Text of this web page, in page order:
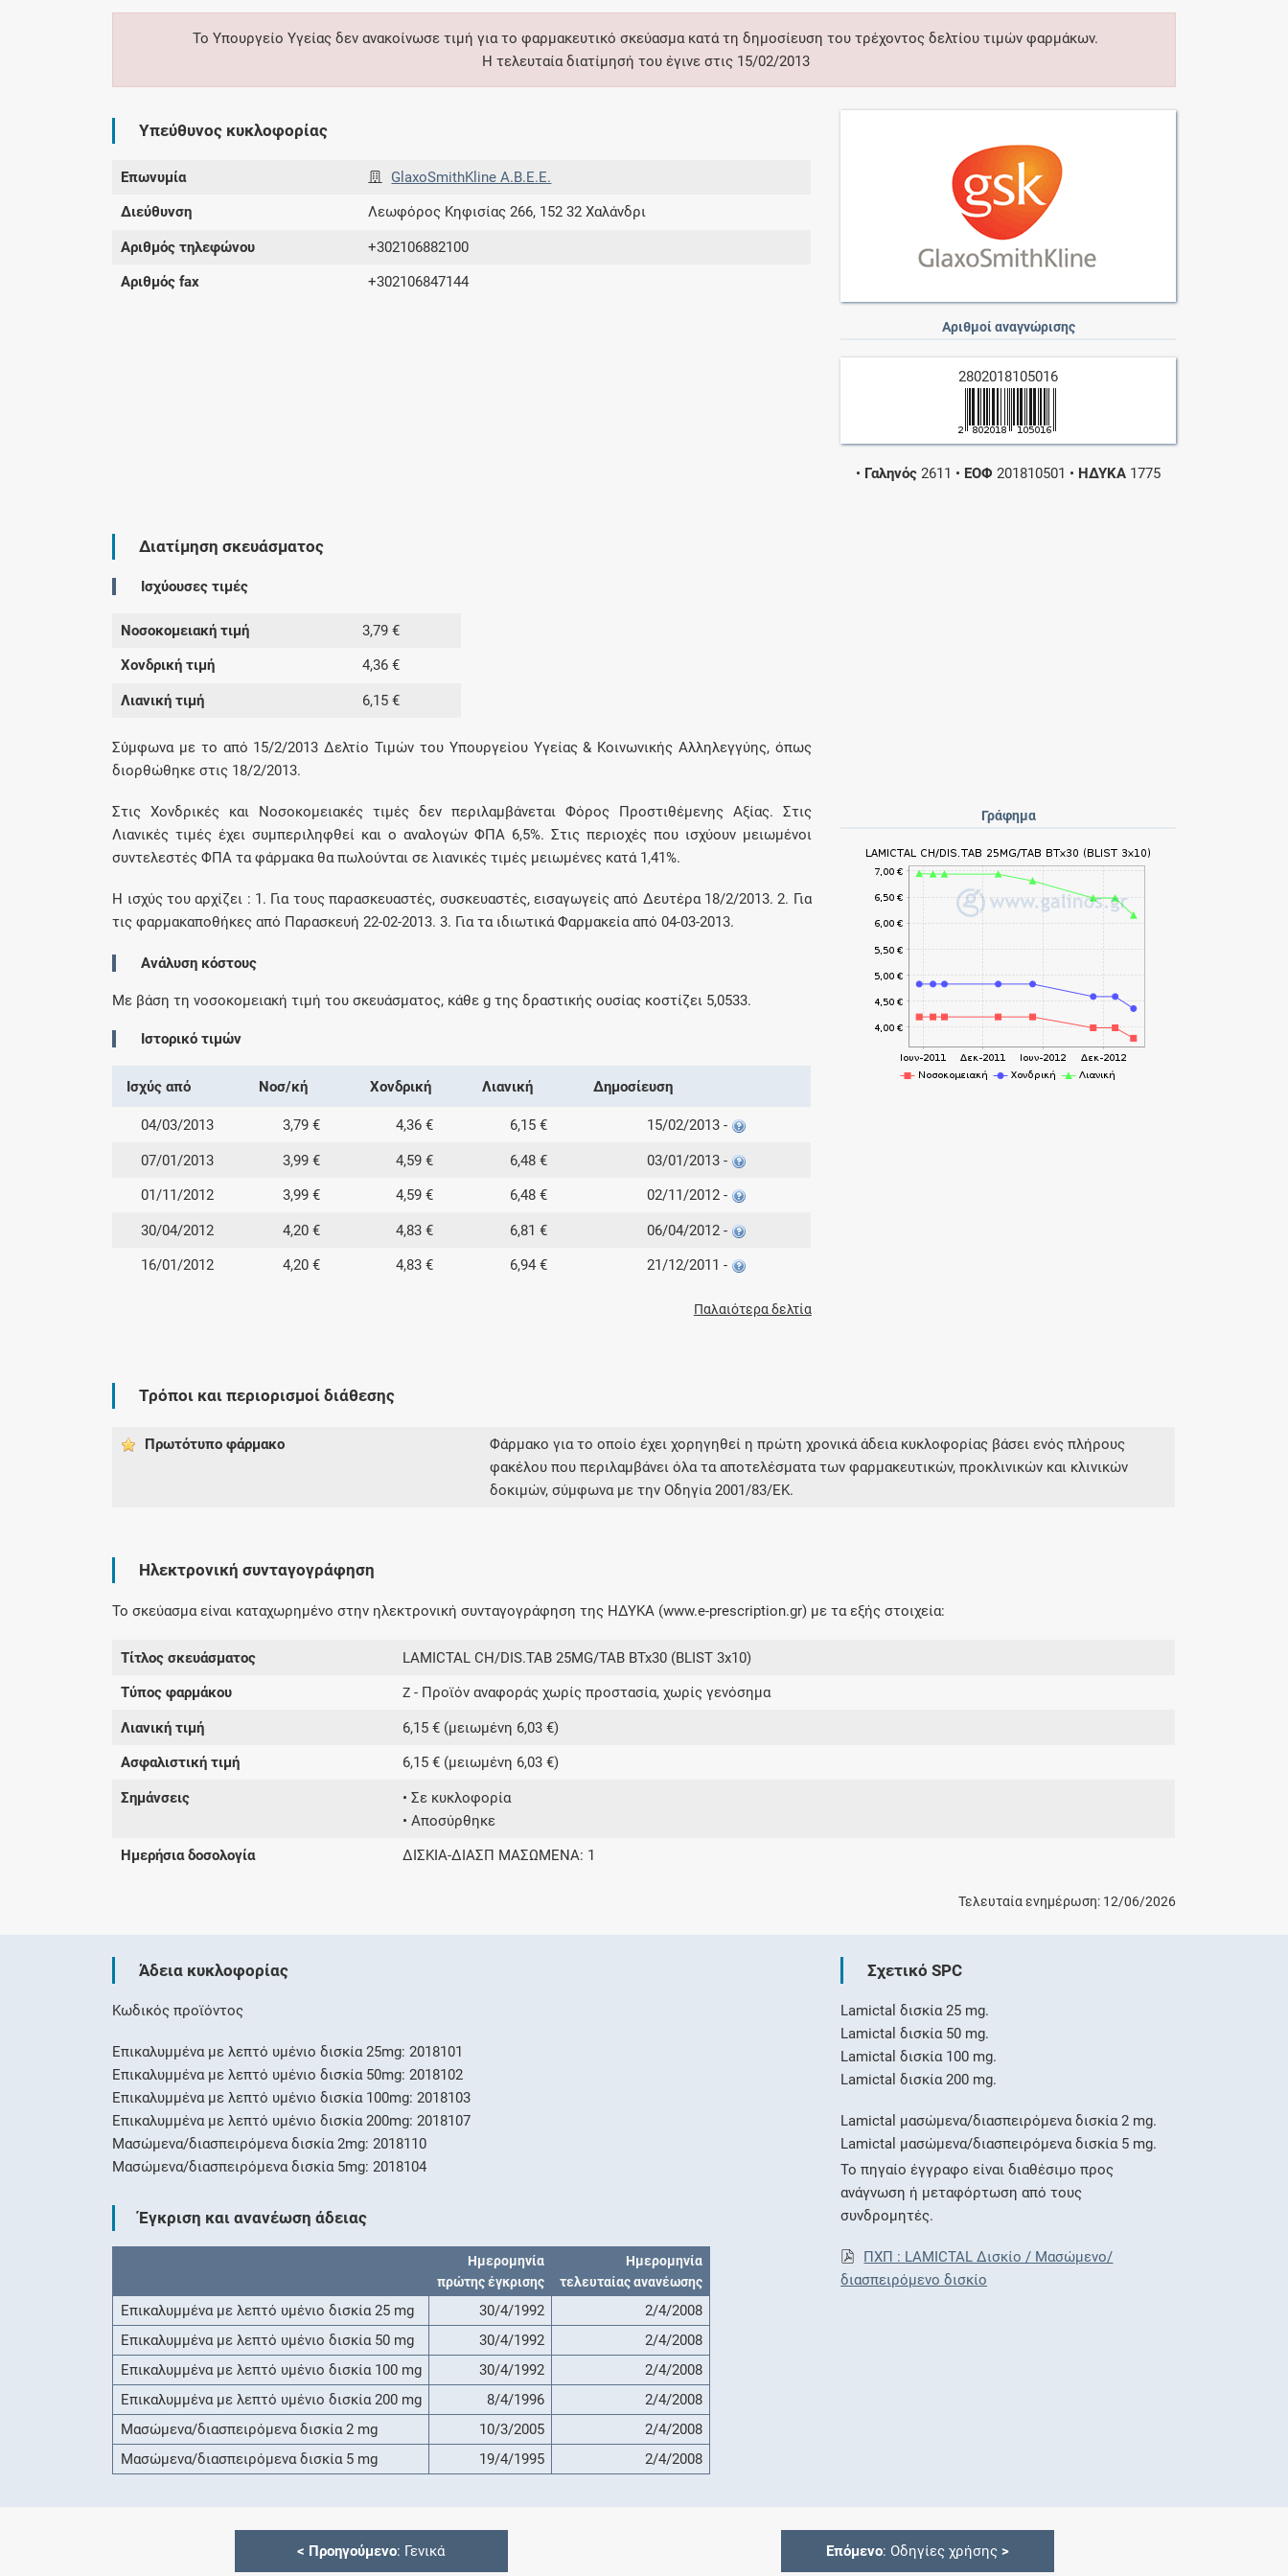
Συνδρομές
Βρείτε θεραπευτικές ενδείξεις και αγωγές για
Το Υπουργείο Υγείας δεν ανακοίνωσε τιμή για το φαρμακευτικό σκεύασμα κατά τη δημοσίευση του τρέχοντος δελτίου τιμών φαρμάκων.
Η τελευταία διατίμησή του έγινε στις 15/02/2013
Υπεύθυνος κυκλοφορίας
Επωνυμία GlaxoSmithKline Α.Β.Ε.Ε.
Διεύθυνση Λεωφόρος Κηφισίας 266, 152 32 Χαλάνδρι
Αριθμός τηλεφώνου +302106882100
Αριθμός fax +302106847144
Αριθμοί αναγνώρισης
2802018105016
• Γαληνός 2611 • ΕΟΦ 201810501 • ΗΔΥΚΑ 1775
Διατίμηση σκευάσματος
Ισχύουσες τιμές
Νοσοκομειακή τιμή 3,79 €
Χονδρική τιμή 4,36 €
Λιανική τιμή 6,15 €
Σύμφωνα με το από 15/2/2013 Δελτίο Τιμών του Υπουργείου Υγείας & Κοινωνικής Αλληλεγγύης, όπως
διορθώθηκε στις 18/2/2013.
Στις Χονδρικές και Νοσοκομειακές τιμές δεν περιλαμβάνεται Φόρος Προστιθέμενης Αξίας. Στις
Λιανικές τιμές έχει συμπεριληφθεί και ο αναλογών ΦΠΑ 6,5%. Στις περιοχές που ισχύουν μειωμένοι
συντελεστές ΦΠΑ τα φάρμακα θα πωλούνται σε λιανικές τιμές μειωμένες κατά 1,41%.
H ισχύς του αρχίζει : 1. Για τους παρασκευαστές, συσκευαστές, εισαγωγείς από Δευτέρα 18/2/2013. 2. Για
τις φαρμακαποθήκες από Παρασκευή 22-02-2013. 3. Για τα ιδιωτικά Φαρμακεία από 04-03-2013.
Ανάλυση κόστους
Με βάση τη νοσοκομειακή τιμή του σκευάσματος, κάθεg της δραστικής ουσίας κοστίζει 5,0533.
Ιστορικό τιμών
Ισχύς από Νοσ/κή Χονδρική Λιανική Δημοσίευση
04/03/2013 3,79 € 4,36 € 6,15 € 15/02/2013 -
07/01/2013 3,99 € 4,59 € 6,48 € 03/01/2013 -
01/11/2012 3,99 € 4,59 € 6,48 € 02/11/2012 -
30/04/2012 4,20 € 4,83 € 6,81 € 06/04/2012 -
16/01/2012 4,20 € 4,83 € 6,94 € 21/12/2011 -
Παλαιότερα δελτία
Γράφημα
Τρόποι και περιορισμοί διάθεσης
Πρωτότυπο φάρμακo
Φάρμακο για το οποίο έχει χορηγηθεί η πρώτη χρονικά άδεια κυκλοφορίας βάσει ενός πλήρους
φακέλου που περιλαμβάνει όλα τα αποτελέσματα των φαρμακευτικών, προκλινικών και κλινικών
δοκιμών, σύμφωνα με την Οδηγία 2001/83/ΕΚ.
Ηλεκτρονική συνταγογράφηση
Το σκεύασμα είναι καταχωρημένο στην ηλεκτρονική συνταγογράφηση της ΗΔΥΚΑ (www.e-prescription.gr) με τα εξής στοιχεία:
Τίτλος σκευάσματος LAMICTAL CH/DIS.TAB 25MG/TAB BTx30 (BLIST 3x10)
Τύπος φαρμάκου Z- Προϊόν αναφοράς χωρίς προστασία, χωρίς γενόσημα
Λιανική τιμή 6,15 € (μειωμένη 6,03 €)
Ασφαλιστική τιμή 6,15 € (μειωμένη 6,03 €)
Σημάνσεις
• Σε κυκλοφορία
• Αποσύρθηκε
Ημερήσια δοσολογία ΔΙΣΚΙΑ-ΔΙΑΣΠ ΜΑΣΩΜΕΝΑ: 1
Τελευταία ενημέρωση: 12/06/2026
Άδεια κυκλοφορίας
Κωδικός προϊόντος
Επικαλυμμένα με λεπτό υμένιο δισκία 25mg: 2018101
Επικαλυμμένα με λεπτό υμένιο δισκία 50mg: 2018102
Επικαλυμμένα με λεπτό υμένιο δισκία 100mg: 2018103
Επικαλυμμένα με λεπτό υμένιο δισκία 200mg: 2018107
Μασώμενα/διασπειρόμενα δισκία 2mg: 2018110
Μασώμενα/διασπειρόμενα δισκία 5mg: 2018104
Έγκριση και ανανέωση άδειας
Ημερομηνία
πρώτης έγκρισης
Ημερομηνία
τελευταίας ανανέωσης
Επικαλυμμένα με λεπτό υμένιο δισκία 25 mg 30/4/1992
2/4/2008
Επικαλυμμένα με λεπτό υμένιο δισκία 50 mg
30/4/1992
2/4/2008
Επικαλυμμένα με λεπτό υμένιο δισκία 100 mg
30/4/1992
2/4/2008
Επικαλυμμένα με λεπτό υμένιο δισκία 200 mg
8/4/1996
2/4/2008
Μασώμενα/διασπειρόμενα δισκία 2 mg
10/3/2005
2/4/2008
Μασώμενα/διασπειρόμενα δισκία 5 mg
19/4/1995 2/4/2008
Σχετικό SPC
Lamictal δισκία 25 mg.
Lamictal δισκία 50 mg.
Lamictal δισκία 100 mg.
Lamictal δισκία 200 mg.
Lamictal μασώμενα/διασπειρόμενα δισκία 2 mg.
Lamictal μασώμενα/διασπειρόμενα δισκία 5 mg.
Το πηγαίο έγγραφο είναι διαθέσιμο προς
ανάγνωση ή μεταφόρτωση από τους
συνδρομητές.
ΠΧΠ : LAMICTAL Δισκίο / Μασώμενο/
διασπειρόμενο δισκίο
< Προηγούμενο: Γενικά Επόμενο: Οδηγίες χρήσης >